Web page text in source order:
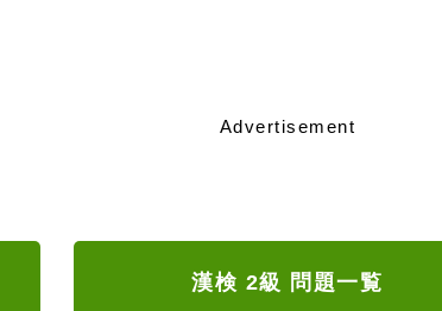
Advertisement
漢検 2級 問題一覧